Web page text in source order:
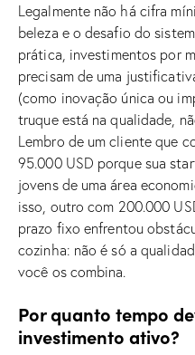
Legalmente não há cifra
beleza e o desafio do
prática, investimentos por
precisam de uma
(como inovação única ou
truque está na qualidade,
Lembro de um cliente que
95.000 USD porque sua
jovens de uma área
isso, outro com 200.000
prazo fixo enfrentou
cozinha: não é só a
você os combina.
Por quanto tempo
investimento ativo?